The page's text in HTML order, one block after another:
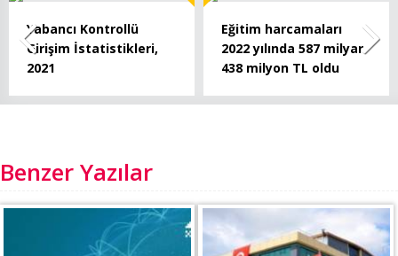
Yabancı Kontrollü
Girişim İstatistikleri,
2021
Eğitim harcamaları
2022 yılında 587 milyar
438 milyon TL oldu
Benzer Yazılar